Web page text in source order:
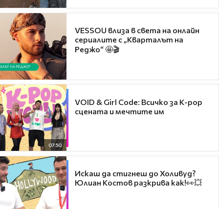
VESSOU влиза в света на онлайн
сериалите с „Кварталът на
Реджо“ 🤩🎬
07:50
VOID & Girl Code: Всичко за K-pop
сцената и мечтите им
Искаш да стигнеш до Холивуд?
Юлиан Костов разкрива как!👀💥